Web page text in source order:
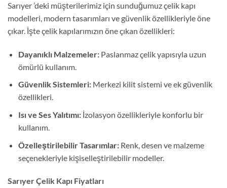
Sarıyer ’deki müşterilerimiz için sunduğumuz çelik kapı
modelleri, modern tasarımları ve güvenlik özellikleriyle öne
çıkar. İşte çelik kapılarımızın öne çıkan özellikleri:
Dayanıklı Malzemeler:Paslanmaz çelik yapısıyla uzun
ömürlü kullanım.
Güvenlik Sistemleri:Merkezi kilit sistemi ve ek güvenlik
özellikleri.
Isı ve Ses Yalıtımı:İzolasyon özellikleriyle konforlu bir
kullanım.
Özelleştirilebilir Tasarımlar:Renk, desen ve malzeme
seçenekleriyle kişiselleştirilebilir modeller.
Sarıyer Çelik Kapı Fiyatları